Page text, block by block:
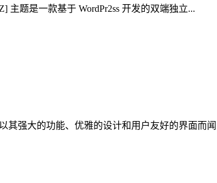
主题是一款基于 WordPr2ss 开发的双端独立...
其强大的功能、优雅的设计和用户友好的界面而